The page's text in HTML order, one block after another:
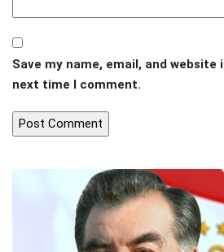
Save my name, email, and
next time I comment.